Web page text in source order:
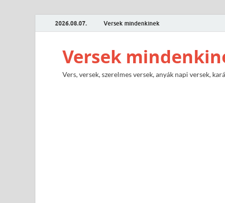
2026.08.07. Versek mindenkinek
Versek
Vers, versek, szerelmes versek, anyák napi versek,